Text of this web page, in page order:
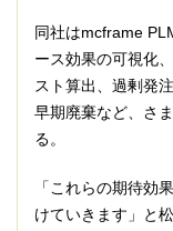
同社はmcframe
ース効果の可視化
スト算出、過剰発
早期廃棄など、さ
る。
「これらの期待効
けていきます」と